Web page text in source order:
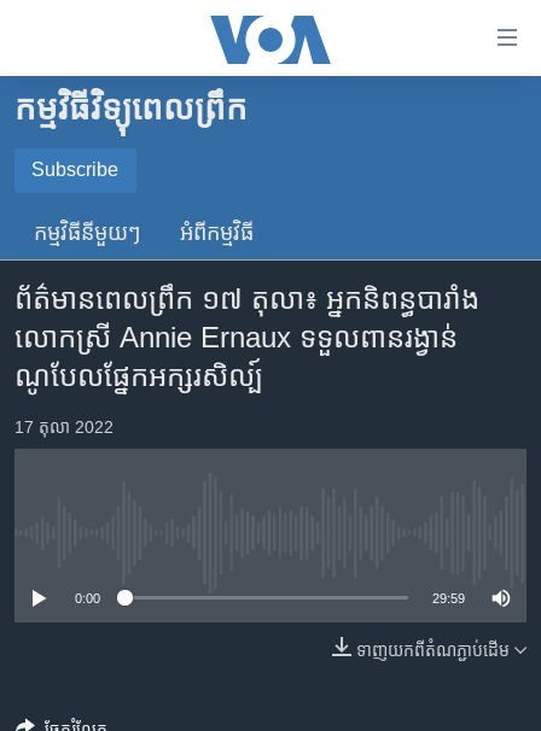
គេហទំព័រ​
ទាក់ទង
រំលង​
ទំព័រ​
ព័ត៌មាន​​
តែ​
ម្តង
រំលង​
និង​
រំលង​
កាន់​
កម្ពុជា
អន្តរជាតិ
ចិន
ហេឡូវីអូអេ
កម្ពុជាច្នៃប្រតិដ្ឋ
ព្រឹត្តិការណ៍ព័ត៌មាន
ទូរទស្សន៍ / វីដេអូ​
កម្មវិធីវិទ្យុពេលព្រឹក
Subscribe
SUBSCRIBE
Spotify
កម្មវិធី​នីមួយៗ អំពី​កម្មវិធី​
ព័ត៌មាន​ពេល​ព្រឹក ១៧ តុលា៖ អ្នក​និពន្ធ​បារាំង​
លោកស្រី Annie Ernaux ទទួល​ពាន​រង្វាន់​
ណូបែល​ផ្នែក​អក្សរសិល្ប៍
17 តុលា 2022
0:00 29:59
ទាញ​យក​ពី​តំណភ្ជាប់​ដើម